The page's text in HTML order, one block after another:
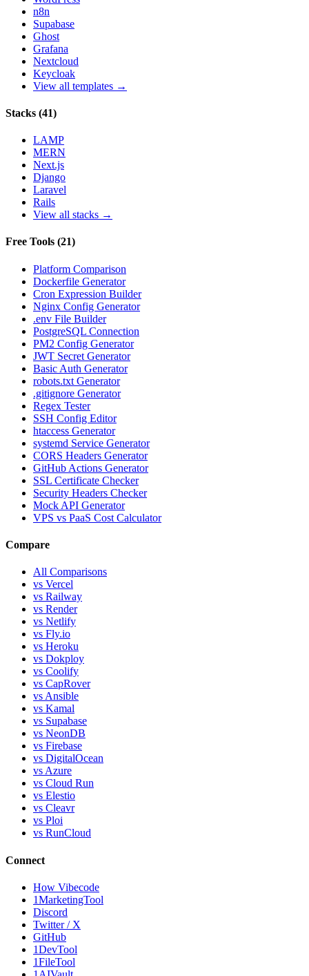
n8n
Supabase
Ghost
Grafana
Nextcloud
Keycloak
View all templates →
Stacks (41)
LAMP
MERN
Next.js
Django
Laravel
Rails
View all stacks →
Free Tools (21)
Platform Comparison
Dockerfile Generator
Cron Expression Builder
Nginx Config Generator
.env File Builder
PostgreSQL Connection
PM2 Config Generator
JWT Secret Generator
Basic Auth Generator
robots.txt Generator
.gitignore Generator
Regex Tester
SSH Config Editor
htaccess Generator
systemd Service Generator
CORS Headers Generator
GitHub Actions Generator
SSL Certificate Checker
Security Headers Checker
Mock API Generator
VPS vs PaaS Cost Calculator
Compare
All Comparisons
vs Vercel
vs Railway
vs Render
vs Netlify
vs Fly.io
vs Heroku
vs Dokploy
vs Coolify
vs CapRover
vs Ansible
vs Kamal
vs Supabase
vs NeonDB
vs Firebase
vs DigitalOcean
vs Azure
vs Cloud Run
vs Elestio
vs Cleavr
vs Ploi
vs RunCloud
Connect
How Vibecode
1MarketingTool
Discord
Twitter / X
GitHub
1DevTool
1FileTool